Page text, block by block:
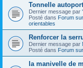
Tonnelle
Dernier message par
Posté dans Forum
orientables
Renforcer la
Dernier message par
Posté dans Forum
la manivelle de